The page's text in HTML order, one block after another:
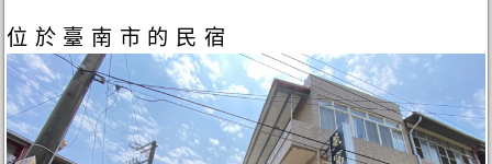
位於臺南市的民宿